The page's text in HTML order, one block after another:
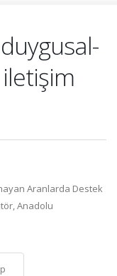
Aranlarda Destek
Anadolu